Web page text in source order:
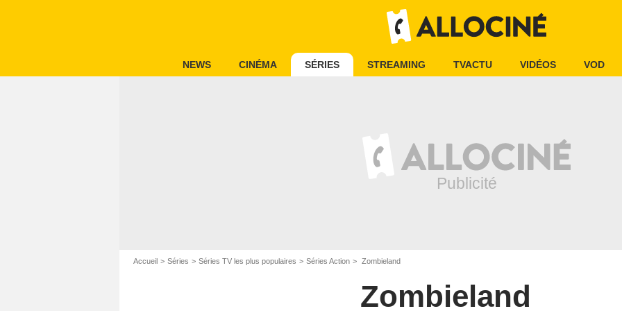
NEWS CINÉMA SÉRIES STREAMING TVACTU VIDÉOS VOD
Accueil Séries Séries TV les plus populaires Séries Action Zombieland
Zombieland